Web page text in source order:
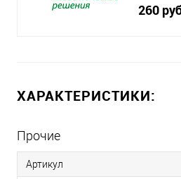
260
ХАРАКТЕРИСТИКИ:
Прочие
Артикул